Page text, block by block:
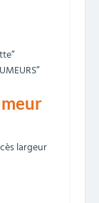
largeur